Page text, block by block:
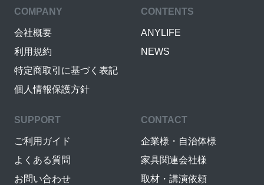
COMPANY
会社概要
利用規約
特定商取引に基づく表記
個人情報保護方針
CONTENTS
ANYLIFE
NEWS
SUPPORT
ご利用ガイド
よくある質問
お問い合わせ
CONTACT
企業様・自治体様
家具関連会社様
取材・講演依頼